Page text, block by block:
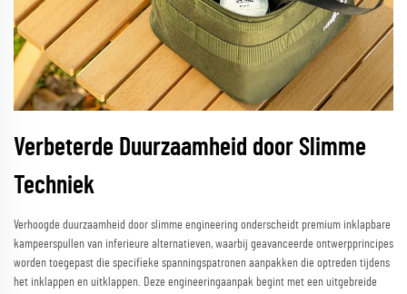
Verbeterde Duurzaamheid door Slimme
Techniek
Verhoogde duurzaamheid door slimme engineering onderscheidt premium inklapbare
kampeerspullen van inferieure alternatieven, waarbij geavanceerde ontwerpprincipes
worden toegepast die specifieke spanningspatronen aanpakken die optreden tijdens
het inklappen en uitklappen. Deze engineeringaanpak begint met een uitgebreide